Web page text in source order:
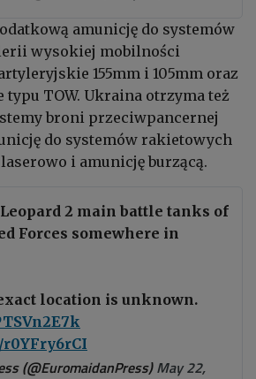
amunicję do systemów
wysokiej mobilności
155mm i 105mm oraz
TOW. Ukraina otrzyma też
broni przeciwpancernej
do systemów rakietowych
i amunicję burzącą.
2 main battle tanks of
Forces somewhere in
location is unknown.
(@EuromaidanPress)May 22,